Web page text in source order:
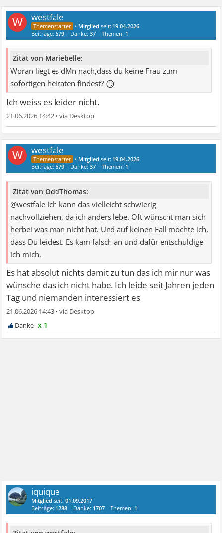
W westfale
• Mitglied seit: 19.04.2026
Beiträge:679 Danke:37 Themen: 1
Zitat von Mariebelle:
Woran liegt es dMn nach,dass du keine Frau zum
sofortigen heiraten findest? 😏
Ich weiss es leider nicht.
21.06.2026 14:42 •
W westfale
• Mitglied seit: 19.04.2026
Beiträge:679 Danke:37 Themen: 1
Zitat von OddThomas:
@westfale Ich kann das vielleicht schwierig
nachvollziehen, da ich anders lebe. Oft wünscht man sich
herbei was man nicht hat. Und auf keinen Fall möchte ich,
dass Du leidest. Es kam falsch an und dafür entschuldige
ich mich.
Es hat absolut nichts damit zu tun das ich mir nur was
wünsche das ich nicht habe. Ich leide seit Jahren jeden
Tag und niemanden interessiert es
21.06.2026 14:43 •
x 1
iquique
Mitglied seit:01.09.2017
Beiträge: 1288 Danke: 1707 Themen: 1